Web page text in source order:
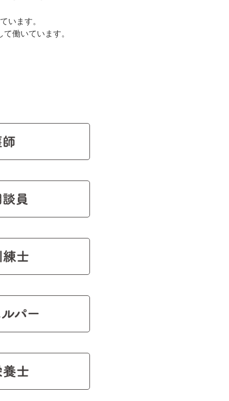
います。
働いています。